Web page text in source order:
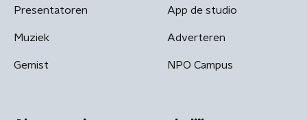
Presentatoren
Muziek
Gemist
App de studio
Adverteren
NPO Campus